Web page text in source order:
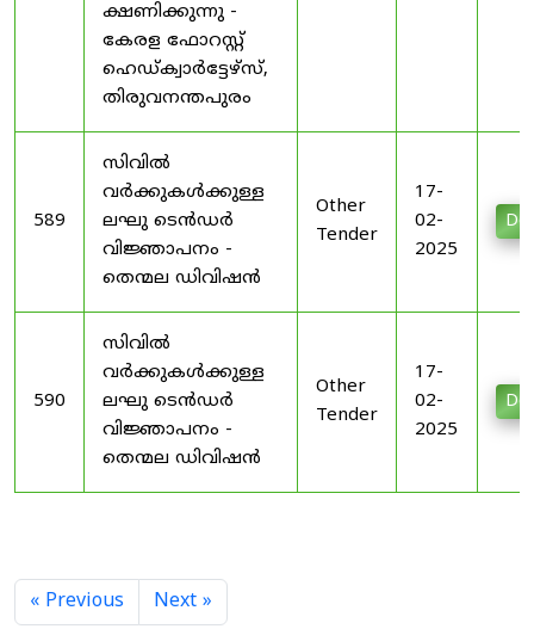
ക്ഷണിക്കുന്നു -
കേരള ഫോറസ്റ്റ്
ഹെഡ്ക്വാർട്ടേഴ്സ്,
തിരുവനന്തപുരം
589
സിവിൽ
വർക്കുകൾക്കുള്ള
ലഘു ടെൻഡർ
വിജ്ഞാപനം -
തെന്മല ഡിവിഷൻ
Other
Tender
17-
02-
2025
590
സിവിൽ
വർക്കുകൾക്കുള്ള
ലഘു ടെൻഡർ
വിജ്ഞാപനം -
തെന്മല ഡിവിഷൻ
Other
Tender
17-
02-
2025
« Previous Next »